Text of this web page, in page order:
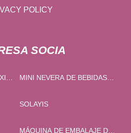
POLICY
SOCIA
MINI NEVERA DE BEBIDAS
SOLAYIS
MÁQUINA DE EMBALAJE DE